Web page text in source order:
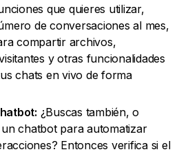
que quieres utilizar,
de conversaciones al mes,
compartir archivos,
y otras funcionalidades
chats en vivo de forma
¿Buscas también, o
chatbot para automatizar
Entonces verifica si el